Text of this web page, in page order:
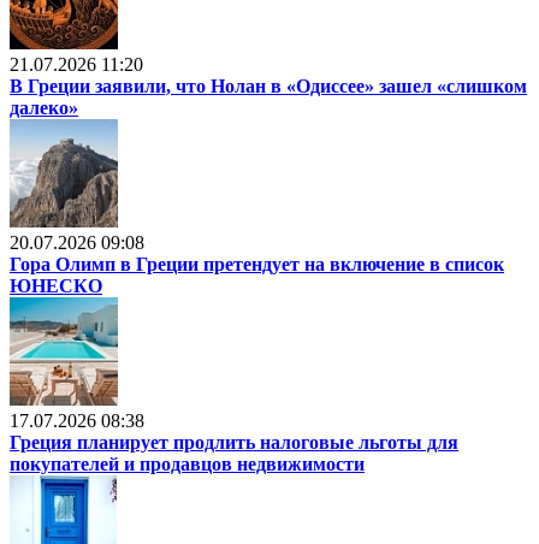
21.07.2026 11:20
В Греции заявили, что Нолан в «Одиссее» зашел «слишком
далеко»
20.07.2026 09:08
Гора Олимп в Греции претендует на включение в список
ЮНЕСКО
17.07.2026 08:38
Греция планирует продлить налоговые льготы для
покупателей и продавцов недвижимости